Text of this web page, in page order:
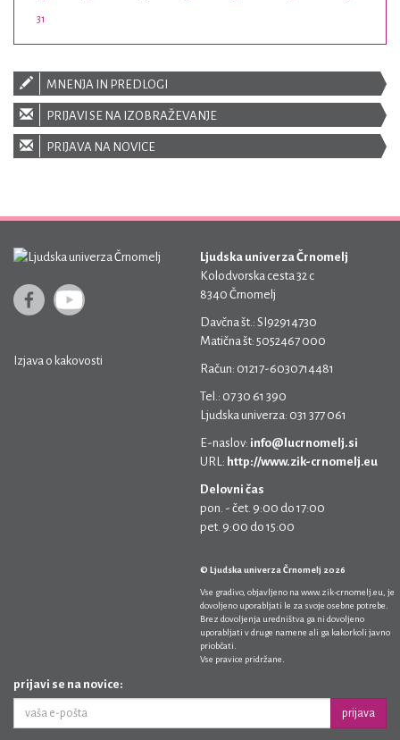
31
MNENJA IN PREDLOGI
PRIJAVI SE NA IZOBRAŽEVANJE
PRIJAVA NA NOVICE
Izjava o kakovosti
Ljudska univerza Črnomelj
Kolodvorska cesta 32 c
8340 Črnomelj
Davčna št.: SI92914730
Matična št: 5052467 000
Račun: 01217-6030714481
Tel.: 07 30 61 390
Ljudska univerza: 031 377 061
E-naslov: info@lucrnomelj.si
URL: http://www.zik-crnomelj.eu
Delovni čas
pon. - čet. 9:00 do 17:00
pet. 9:00 do 15:00
© Ljudska univerza Črnomelj 2026
Vse gradivo, objavljeno na www.zik-crnomelj.eu , je
dovoljeno uporabljati le za svoje osebne potrebe.
Brez dovoljenja uredništva ga ni dovoljeno
uporabljati v druge namene ali ga kakorkoli javno
priobčati.
Vse pravice pridržane.
prijavi se na novice:
prijava